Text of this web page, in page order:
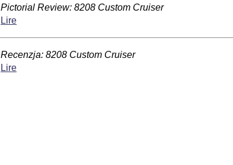
Pictorial Review: 8208 Custom Cruiser
Lire
Recenzja: 8208 Custom Cruiser
Lire